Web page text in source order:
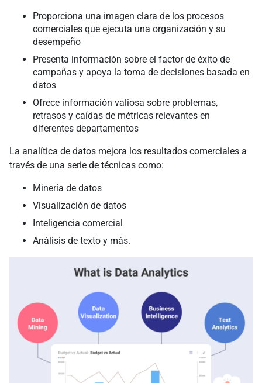
Proporciona una imagen clara de los procesos
comerciales que ejecuta una organización y su
desempeño
Presenta información sobre el factor de éxito de
campañas y apoya la toma de decisiones basada en
datos
Ofrece información valiosa sobre problemas,
retrasos y caídas de métricas relevantes en
diferentes departamentos
La analítica de datos mejora los resultados comerciales a
través de una serie de técnicas como:
Minería de datos
Visualización de datos
Inteligencia comercial
Análisis de texto y más.